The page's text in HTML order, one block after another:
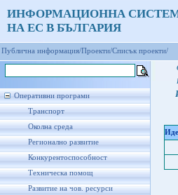
ИНФОРМАЦИОННА
НА ЕС В БЪЛГАРИЯ
Публична информация/Проекти/Списък проекти/
Оперативни програми
Транспорт
Околна среда
Регионално развитие
Конкурентоспособност
Техническа помощ
Развитие на чов. ресурси